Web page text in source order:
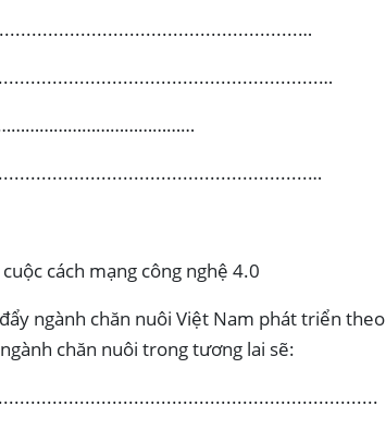
cách mạng công nghệ 4.0
ngành chăn nuôi Việt Nam phát triển theo
chăn nuôi trong tương lai sẽ: